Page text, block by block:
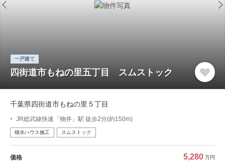
一戸建て
四街道市もねの里五丁目 スムストック
千葉県四街道市もねの里５丁目
JR総武線快速「物井」駅 徒歩2分(約150m)
積水ハウス施工 スムストック
価格 5,280 万円